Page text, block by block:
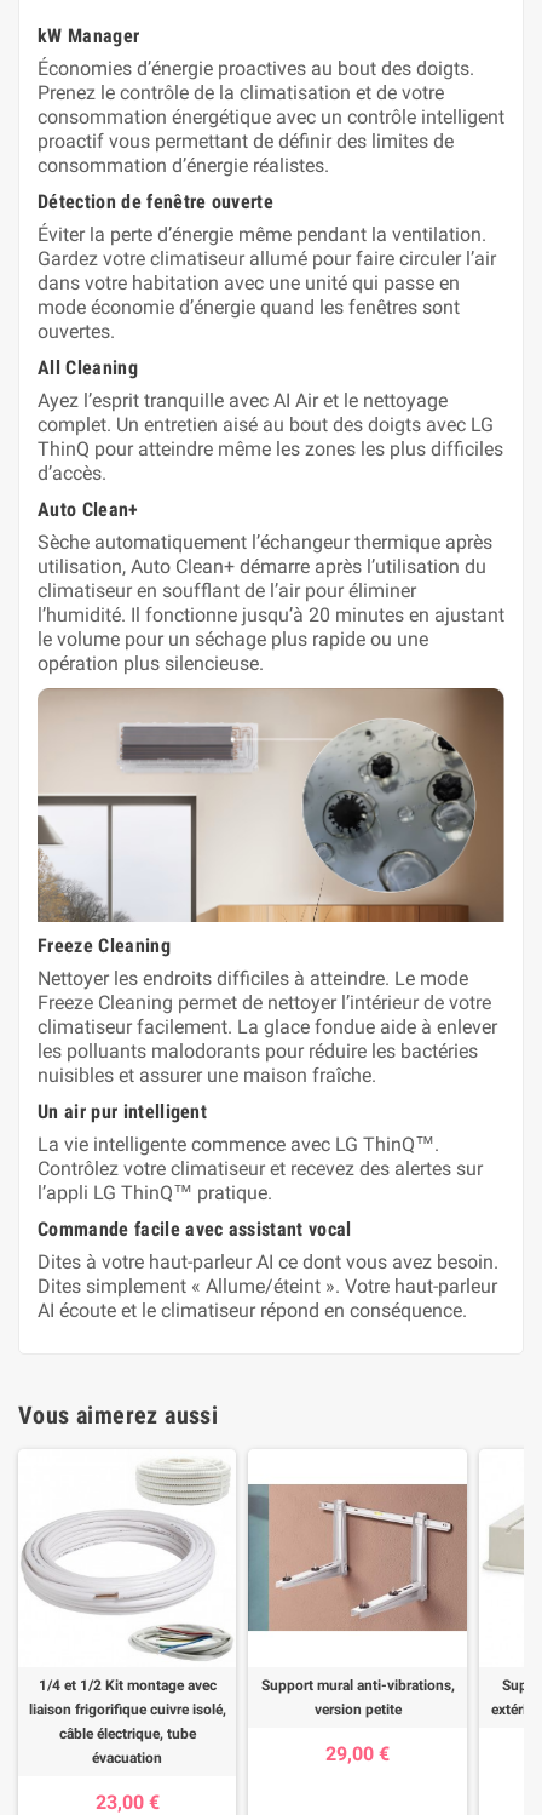
kW Manager
Économies d’énergie proactives au bout des doigts.
Prenez le contrôle de la climatisation et de votre
consommation énergétique avec un contrôle intelligent
proactif vous permettant de définir des limites de
consommation d’énergie réalistes.
Détection de fenêtre ouverte
Éviter la perte d’énergie même pendant la ventilation.
Gardez votre climatiseur allumé pour faire circuler l’air
dans votre habitation avec une unité qui passe en
mode économie d’énergie quand les fenêtres sont
ouvertes.
All Cleaning
Ayez l’esprit tranquille avec AI Air et le nettoyage
complet. Un entretien aisé au bout des doigts avec LG
ThinQ‭ pour atteindre même les zones les plus difficiles
d’accès.
Auto Clean+
Sèche automatiquement l’échangeur thermique après
utilisation, Auto Clean+ démarre après l’utilisation du
climatiseur en soufflant de l’air pour éliminer
l’humidité. Il fonctionne jusqu’à 20 minutes en ajustant
le volume pour un séchage plus rapide ou une
opération plus silencieuse.
Freeze Cleaning
Nettoyer les endroits difficiles à atteindre. Le mode
Freeze Cleaning‭ permet de nettoyer l’intérieur de votre
climatiseur facilement. La glace fondue aide à enlever
les polluants malodorants pour réduire les bactéries
nuisibles et assurer une maison fraîche.
Un air pur intelligent
La vie intelligente commence avec LG ThinQ™.
Contrôlez votre climatiseur et recevez des alertes sur
l’appli LG ThinQ™ pratique.
Commande facile avec assistant vocal
Dites à votre haut-parleur AI ce dont vous avez besoin.
Dites simplement « Allume/éteint ». Votre haut-parleur
AI écoute et le climatiseur répond en conséquence.
Vous aimerez aussi
1/4 et 1/2 Kit montage avec
liaison frigorifique cuivre isolé,
câble électrique, tube
évacuation
23,00 €
Support mural anti-vibrations,
version petite
29,00 €